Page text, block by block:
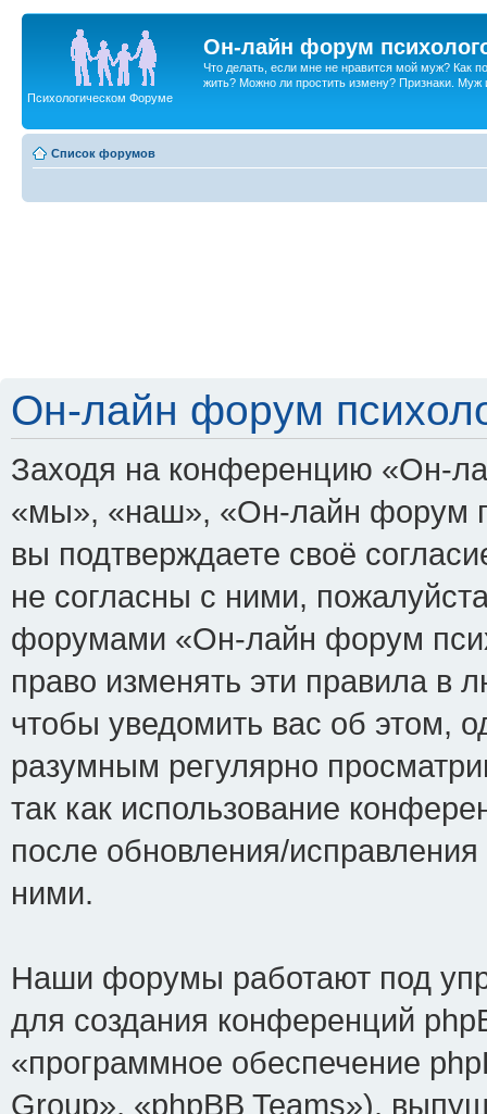
Он-лайн форум
Что делать, если мне не нравится мой муж? Как
жить? Можно ли простить измену? Признаки. Муж
Психологическом Форуме
Список форумов
Он-лайн форум
Заходя на конференцию «Он-
«мы», «наш», «Он-лайн форум
вы подтверждаете своё
не согласны с ними,
форумами «Он-лайн форум
право изменять эти правила в
чтобы уведомить вас об этом,
разумным регулярно
так как использование
после обновления/
ними.
Наши форумы работают под
для создания конференций
«программное обеспечение
Group», «phpBB Teams»),